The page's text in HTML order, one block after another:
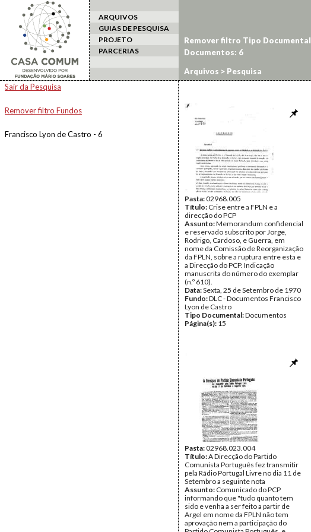
ARQUIVOS
GUIAS DE PESQUISA
PROJETO
PARCERIAS
Arquivos > Pesquisa
Sair da Pesquisa
Remover filtro Fundos
Francisco Lyon de Castro - 6
Remover filtro Tipo Documental
Documentos: 6
Pasta:02968.005
Título: Crise entre a FPLN e a
direcção do PCP
Assunto:Memorandum confidencial
e reservado subscrito por Jorge,
Rodrigo, Cardoso, e Guerra, em
nome da Comissão de Reorganização
da FPLN, sobre a ruptura entre esta e
a Direcção do PCP. Indicação
manuscrita do número do exemplar
(n.º 610).
Data:Sexta, 25 de Setembro de 1970
Fundo:DLC - Documentos Francisco
Lyon de Castro
Tipo Documental:Documentos
Página(s): 15
Pasta:02968.023.004
Título:A Direcção do Partido
Comunista Português fez transmitir
pela Rádio Portugal Livre no dia 11 de
Setembro a seguinte nota
Assunto: Comunicado do PCP
informando que "tudo quanto tem
sido e venha a ser feito a partir de
Argel em nome da FPLN não tem
aprovação nem a participação do